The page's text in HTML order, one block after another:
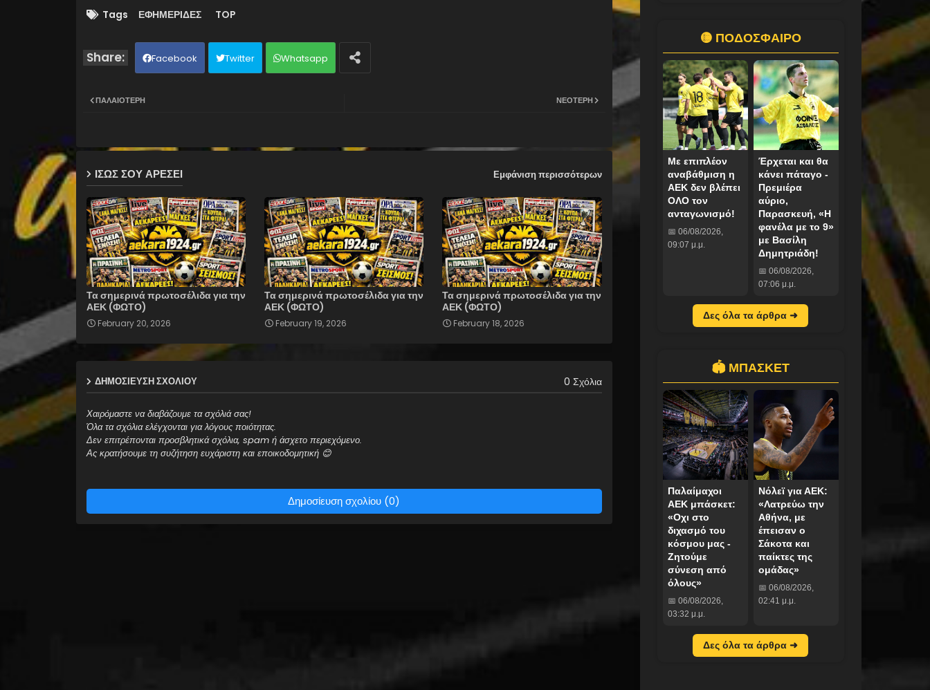
Tags ΕΦΗΜΕΡΙΔΕΣ TOP
Facebook Twitter Whatsapp
ΝΕΌΤΕΡΗ
ΠΑΛΑΙΌΤΕΡΗ
ΙΣΩΣ ΣΟΥ ΑΡΕΣΕΙ Εμφάνιση περισσότερων
Τα σημερινά πρωτοσέλιδα για την
ΑΕΚ (ΦΩΤΟ)
February 20, 2026
Τα σημερινά πρωτοσέλιδα για την
ΑΕΚ (ΦΩΤΟ)
February 19, 2026
Τα σημερινά πρωτοσέλιδα για την
ΑΕΚ (ΦΩΤΟ)
February 18, 2026
ΔΗΜΟΣΊΕΥΣΗ ΣΧΟΛΊΟΥ 0 Σχόλια
Χαιρόμαστε να διαβάζουμε τα σχόλιά σας!
Όλα τα σχόλια ελέγχονται για λόγους ποιότητας.
Δεν επιτρέπονται προσβλητικά σχόλια, spam ή άσχετο περιεχόμενο.
Ας κρατήσουμε τη συζήτηση ευχάριστη και εποικοδομητική 😊
Δημοσίευση σχολίου (0)
🟡 ΠΟΔΟΣΦΑΙΡΟ
Με επιπλέον
αναβάθμιση η
ΑΕΚ δεν βλέπει
ΟΛΟ τον
ανταγωνισμό!
📅 06/08/2026,
09:07 μ.μ.
Έρχεται και θα
κάνει πάταγο -
Πρεμιέρα
αύριο,
Παρασκευή, «Η
φανέλα με το 9»
με Βασίλη
Δημητριάδη!
📅 06/08/2026,
07:06 μ.μ.
Δες όλα τα άρθρα ➜
🏟️ ΜΠΑΣΚΕΤ
Παλαίμαχοι
ΑΕΚ μπάσκετ:
«Οχι στο
διχασμό του
κόσμου μας -
Ζητούμε
σύνεση από
όλους»
📅 06/08/2026,
03:32 μ.μ.
Νόλεϊ για ΑΕΚ:
«Λατρεύω την
Αθήνα, με
έπεισαν ο
Σάκοτα και
παίκτες της
ομάδας»
📅 06/08/2026,
02:41 μ.μ.
Δες όλα τα άρθρα ➜